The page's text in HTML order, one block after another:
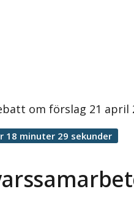
om förslag 21 april
18 minuter 29 sekunder